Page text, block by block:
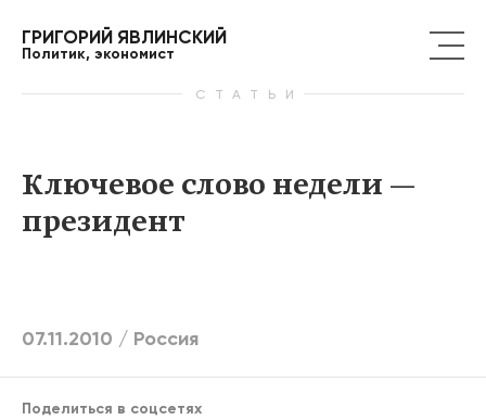
ГРИГОРИЙ ЯВЛИНСКИЙ
Политик, экономист
СТАТЬИ
Ключевое слово недели —
президент
07.11.2010 / Россия
Поделиться в соцсетях